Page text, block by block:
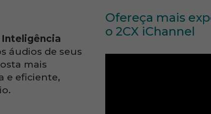
áudios de seus
mais
e eficiente,
Ofereça mais
o 2CX iChannel